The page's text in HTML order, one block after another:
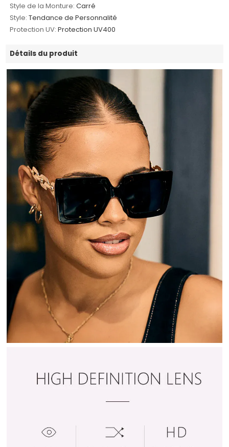
Style de la Monture: Carré
Style: Tendance de Personnalité
Protection UV: Protection UV400
Détails du produit